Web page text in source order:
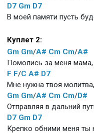
D7 Gm D7
В моей памяти пусть
Куплет 2:
Gm Gm/A# Cm Cm/A#
Помолись за меня
F F/C A# D7
Мне нужна твоя
Gm Gm/A# Cm Cm/D#
Отправляя в дальний
D7 Gm D7
Крепко обними меня ты